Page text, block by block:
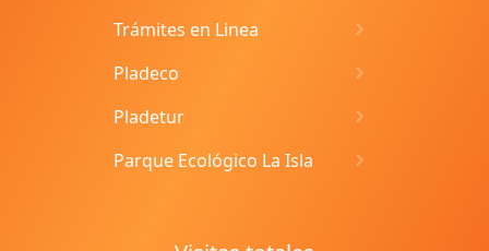
Trámites en Linea
Pladeco
Pladetur
Parque Ecológico La Isla